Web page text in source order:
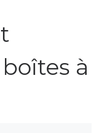
à